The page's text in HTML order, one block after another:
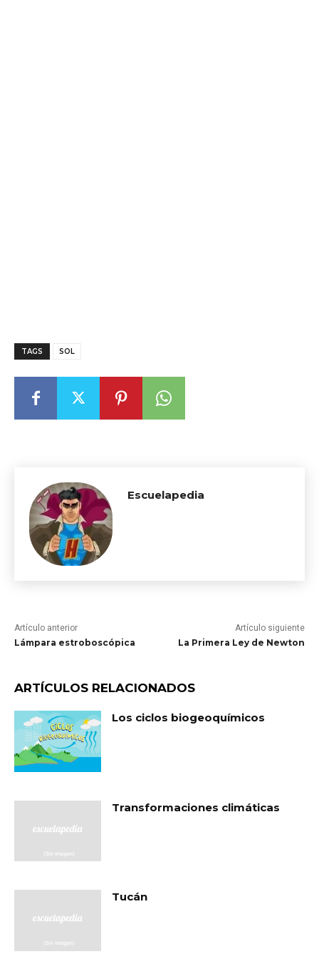
TAGS SOL
Escuelapedia
Artículo anterior
Lámpara estroboscópica
Artículo siguiente
La Primera Ley de Newton
ARTÍCULOS RELACIONADOS
Los ciclos biogeoquímicos
Transformaciones climáticas
Tucán